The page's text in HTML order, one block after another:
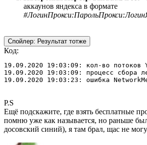
аккаунов яндекса в формате
Спойлер: Результат тотже
Код:
19.09.2020 19:03:09: кол-во потоков
19.09.2020 19:03:09: процесс сбора
19.09.2020 19:03:23: ошибка
P.S
Ещё подскажите, где взять бесплатные
помню уже как называется, но раньше
досовский синий), я там брал, щас не